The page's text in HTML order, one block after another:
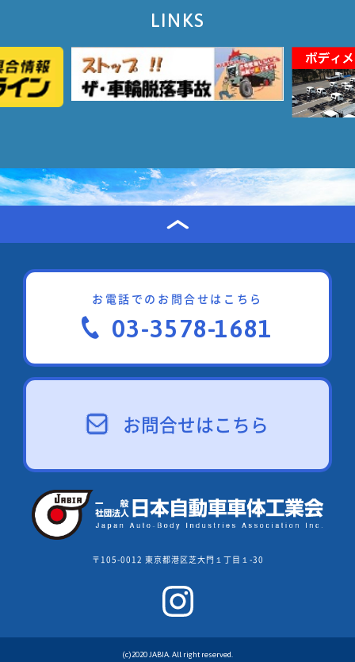
LINKS
お電話でのお問合せはこちら
03-3578-1681
お問合せはこちら
〒105-0012 東京都港区芝大門１丁目１-30
(c)2020 JABIA. All right reserved.